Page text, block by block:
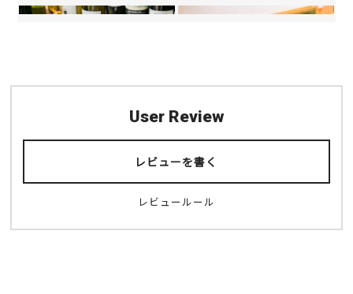
マルゲリータキッチン
泉南（KIX・りんくう・岸和田）
にぎりの徳兵衛
泉南
安い 寿司・シーフード
泉南（KIX・りんくう・岸和田）
User Review
レビューを書く
レビュールール